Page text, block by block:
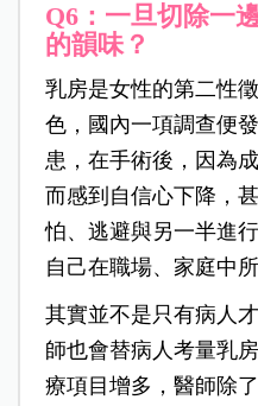
Q6：一旦切除一
的韻味？
乳房是女性的第二性
色，國內一項調查便
患，在手術後，因為
而感到自信心下降，
怕、逃避與另一半進
自己在職場、家庭中
其實並不是只有病人
師也會替病人考量乳
療項目增多，醫師除